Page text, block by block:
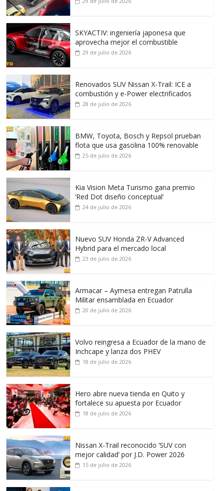
SKYACTIV: ingeniería japonesa que
aprovecha mejor el combustible
29 de julio de 2026
Renovados SUV Nissan X-Trail: ICE a
combustión y e-Power electrificados
28 de julio de 2026
BMW, Toyota, Bosch y Repsol prueban
flota que usa gasolina 100% renovable
25 de julio de 2026
Kia Vision Meta Turismo gana premio
‘Red Dot diseño conceptual’
24 de julio de 2026
Nuevo SUV Honda ZR-V Advanced
Hybrid para el mercado local
23 de julio de 2026
Armacar – Aymesa entregan Patrulla
Militar ensamblada en Ecuador
20 de julio de 2026
Volvo reingresa a Ecuador de la mano de
Inchcape y lanza dos PHEV
18 de julio de 2026
Hero abre nueva tienda en Quito y
fortalece su apuesta por Ecuador
18 de julio de 2026
Nissan X-Trail reconocido ‘SUV con
mejor calidad’ por J.D. Power 2026
15 de julio de 2026